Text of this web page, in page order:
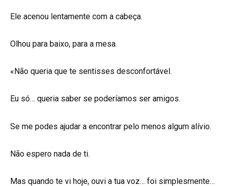
Ele acenou lentamente com a cabeça.
Olhou para baixo, para a mesa.
«Não queria que te sentisses desconfortável.
Eu só… queria saber se poderíamos ser amigos.
Se me podes ajudar a encontrar pelo menos algum alívio.
Não espero nada de ti.
Mas quando te vi hoje, ouvi a tua voz… foi simplesmente…